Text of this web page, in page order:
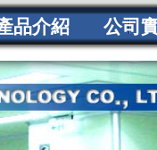
品介紹 公司